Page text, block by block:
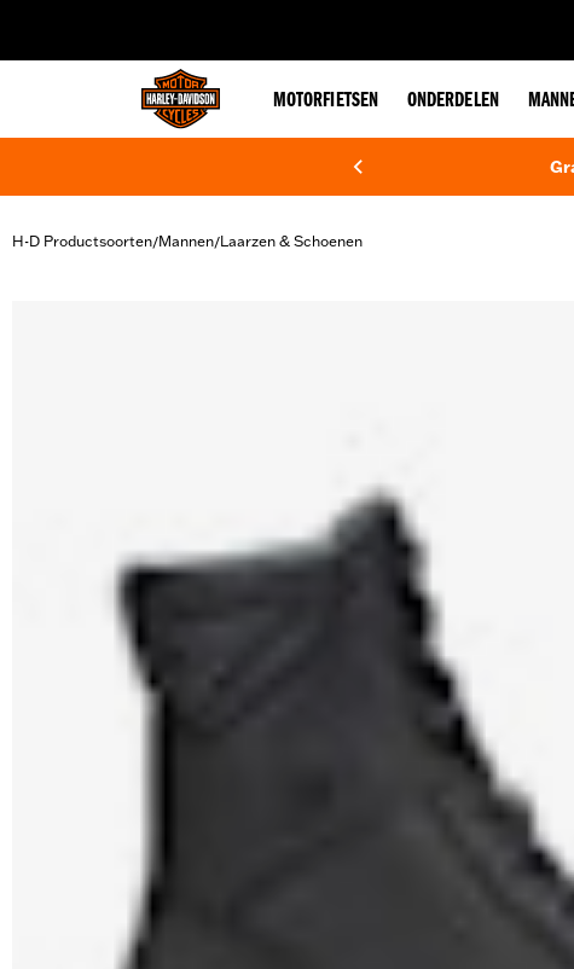
MOTORFIETSEN ONDERDELEN
H-D Productsoorten/Mannen/Laarzen & Schoenen